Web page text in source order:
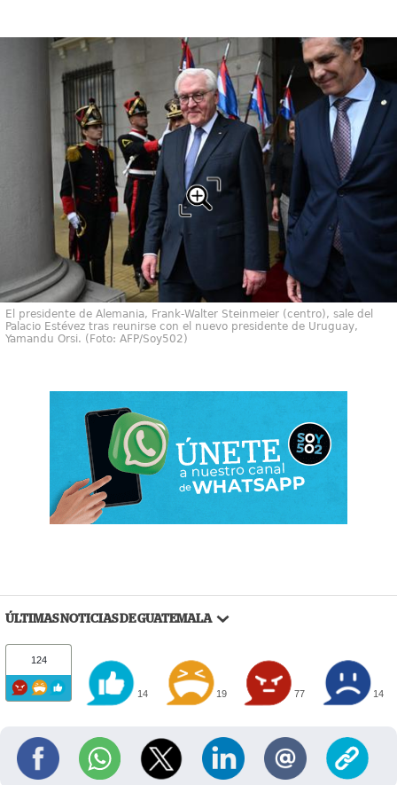
El presidente de Alemania, Frank-Walter Steinmeier (centro), sale del
Palacio Estévez tras reunirse con el nuevo presidente de Uruguay,
Yamandu Orsi. (Foto: AFP/Soy502)
ÚLTIMAS NOTICIAS DE GUATEMALA
124
14 19 77 14